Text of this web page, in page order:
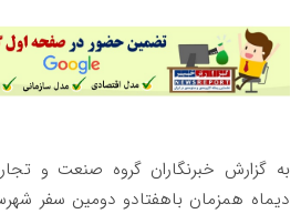
به گزارش خبرنگاران گروه صنعت و
دیماه همزمان باهفتادو دومین سفر